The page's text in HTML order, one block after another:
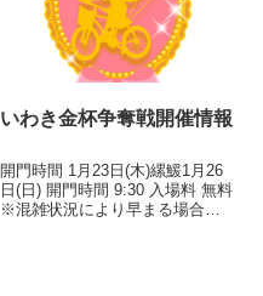
いわき金杯争奪戦開催情報
開門時間 1月23日(木)縲鰀1月26
日(日) 開門時間 9:30 入場料 無料
※混雑状況により早まる場合が